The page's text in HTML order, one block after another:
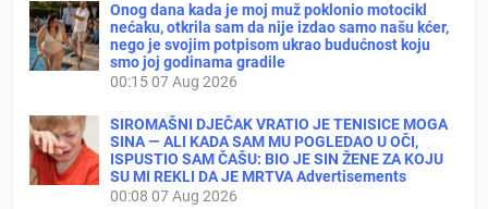
Onog dana kada je moj muž poklonio motocikl
nećaku, otkrila sam da nije izdao samo našu kćer,
nego je svojim potpisom ukrao budućnost koju
smo joj godinama gradile
00:1507 Aug 2026
SIROMAŠNI DJEČAK VRATIO JE TENISICE MOGA
SINA — ALI KADA SAM MU POGLEDAO U OČI,
ISPUSTIO SAM ČAŠU: BIO JE SIN ŽENE ZA KOJU
SU MI REKLI DA JE MRTVA Advertisements
00:08 07 Aug 2026